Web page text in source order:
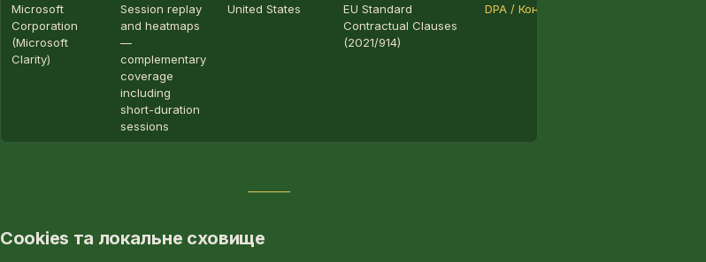
Microsoft
Corporation
(Microsoft
Clarity)
Session replay
and heatmaps
—
complementary
coverage
including
short-duration
sessions
United States
EU Standard
Contractual Clauses
(2021/914)
DPA / Конфіденційність
Cookies та локальне сховище